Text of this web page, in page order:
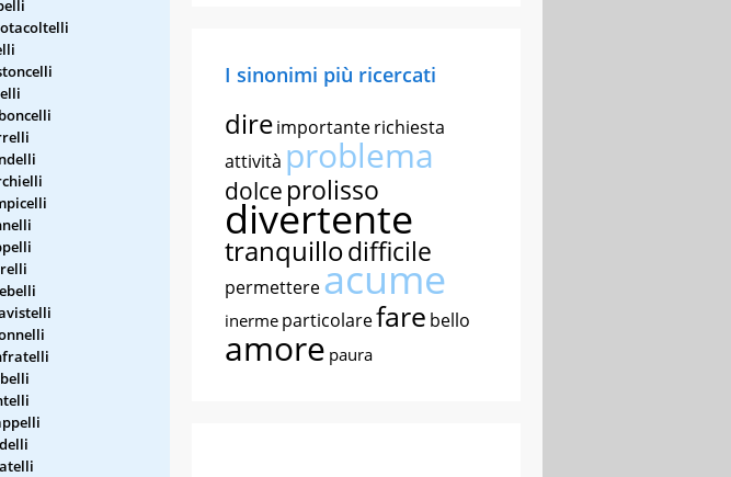
I sinonimi più ricercati
direimportanterichiesta
attività problema
dolce prolisso
divertente
tranquillodifficile
permettereacume
inerme particolarefare bello
amore paura